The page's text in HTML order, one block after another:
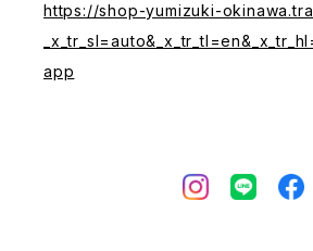
https://shop-yumizuki-
app